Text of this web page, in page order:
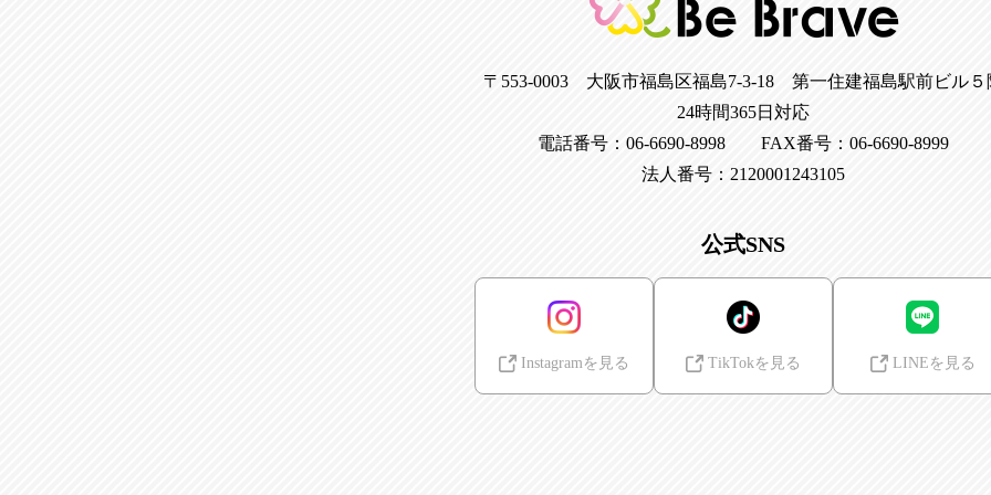
〒553-0003 大阪市福島区福島7-3-18 第一住建福島駅前ビル５
24時間365日対応
電話番号：06-6690-8998 FAX番号：06-6690-8999
法人番号：2120001243105
公式SNS
Instagramを見る TikTokを見る LINEを見る